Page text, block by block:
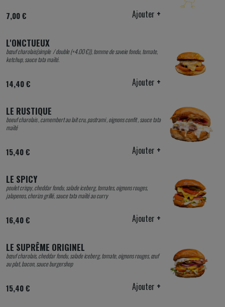
7,00 € Ajouter +
L'ONCTUEUX
bœuf charolais(simple / double (+4.00 €)), tomme de savoie fondu, tomate,
ketchup, sauce tata maïté.
14,40 € Ajouter +
LE RUSTIQUE
boeuf charolais , camembert au lait cru, pastrami , oignons confit , sauce tata
maïté
15,40 € Ajouter +
LE SPICY
poulet crispy, cheddar fondu, salade iceberg, tomates, oignons rouges,
jalapenos, chorizo grillé, sauce tata maïté au curry
16,40 € Ajouter +
LE SUPRÊME ORIGINEL
bœuf charolais, cheddar fondu, salade iceberg, tomate, oignons rouges, œuf
au plat, bacon, sauce burgershop
15,40 € Ajouter +